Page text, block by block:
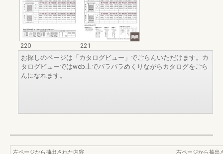
220
221
お探しのページは「カタログビュー」でごらんいただけます。カ
タログビューではweb上でパラパラめくりながらカタログをごら
んになれます。
左ページから抽出された内容
右ページから抽出